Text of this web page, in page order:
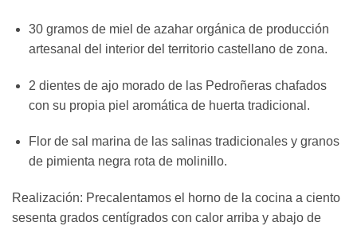
30 gramos de miel de azahar orgánica de producción
artesanal del interior del territorio castellano de zona.
2 dientes de ajo morado de las Pedroñeras chafados
con su propia piel aromática de huerta tradicional.
Flor de sal marina de las salinas tradicionales y granos
de pimienta negra rota de molinillo.
Realización: Precalentamos el horno de la cocina a ciento
sesenta grados centígrados con calor arriba y abajo de